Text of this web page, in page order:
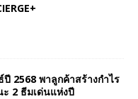
2568 พาลูกค้าสร้างกำไร
2 ธีมเด่นแห่งปี